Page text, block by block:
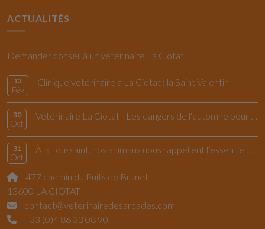
ACTUALITÉS
Demander conseil à un vétérinaire La Ciotat
13
Fév
Clinique vétérinaire à La Ciotat : la Saint Valentin
30
Oct
Vétérinaire La Ciotat - Les dangers de l'automne pour le chiens et les chats
31
Oct
À la Toussaint, nos animaux nous rappellent l’essentiel: vivre l’instant présent
477 chemin du Puits de Brunet
13600 LA CIOTAT
contact@veterinairedesarcades.com
+33 (0)4 86 33 08 90